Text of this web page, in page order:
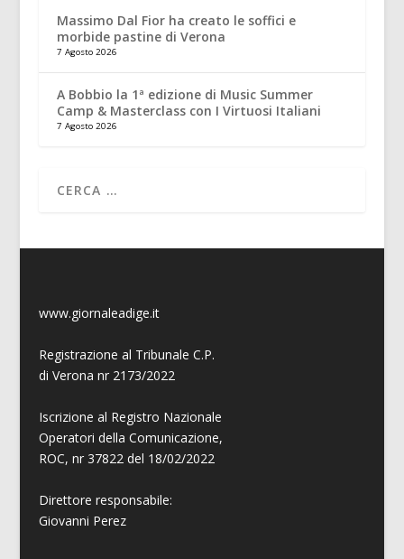
Massimo Dal Fior ha creato le soffici e
morbide pastine di Verona
7 Agosto 2026
A Bobbio la 1ª edizione di Music Summer
Camp & Masterclass con I Virtuosi Italiani
7 Agosto 2026
www.giornaleadige.it
Registrazione al Tribunale C.P.
di Verona nr 2173/2022
Iscrizione al Registro Nazionale
Operatori della Comunicazione,
ROC, nr 37822 del 18/02/2022
Direttore responsabile:
Giovanni Perez